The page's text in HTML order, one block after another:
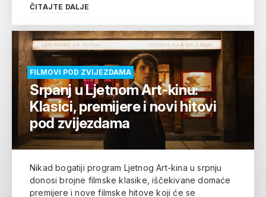
ČITAJTE DALJE
FILMOVI POD ZVIJEZDAMA
Srpanj u Ljetnom Art-kinu:
Klasici, premijere i novi hitovi
pod zvijezdama
Nikad bogatiji program Ljetnog Art-kina u srpnju
donosi brojne filmske klasike, iščekivane domaće
premijere i nove filmske hitove koji će se